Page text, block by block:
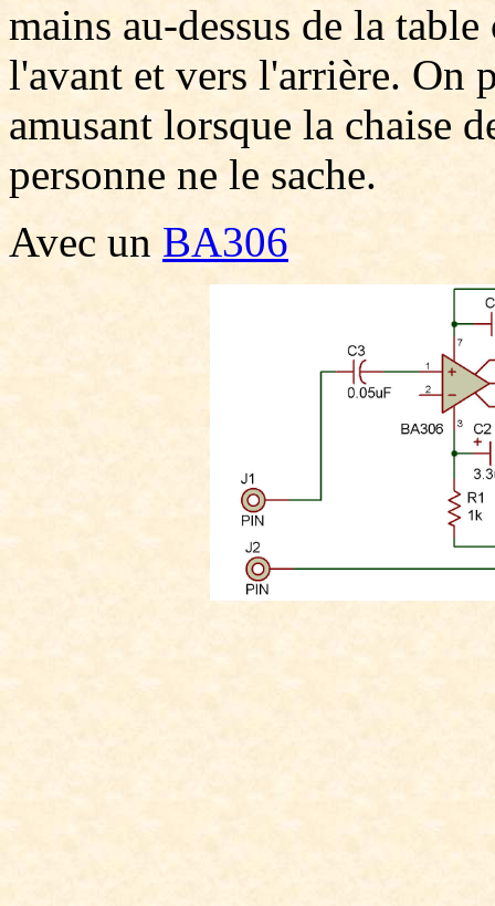
mains au-dessus de la
l'avant et vers l'arrière. On
amusant lorsque la chaise
personne ne le sache.
Avec un BA306